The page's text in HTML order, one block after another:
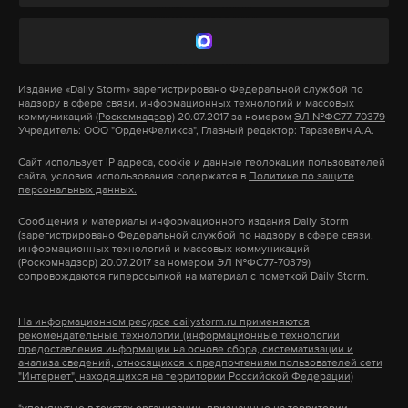
Ранее газета «Коммерсантъ» сообщила, что
транспортное надзорное ведомство обнаружило
множество нарушений работы тормозных и
противопожарных систем московских
электропоездов. Поводом для масштабных
пассажирским поездом, которое произошло 10
апреля в районе Кунцево.
столичных моторвагонных депо, которые
должны заниматься ремонтом подвижных
составов. Обнаружилось, что починка поездов
проводилась формально: соответствующие
Издание «Daily Storm» зарегистрировано Федеральной службой по
надзору в сфере связи, информационных технологий и массовых
коммуникаций (Роскомнадзор) 20.07.2017 за номером ЭЛ №ФС77-70379
Учредитель: ООО "ОрденФеликса", Главный редактор: Таразевич А.А.
Сайт использует IP адреса, cookie и данные геолокации пользователей
сайта, условия использования содержатся в Политике по защите
персональных данных.
Сообщения и материалы информационного издания Daily Storm
(зарегистрировано Федеральной службой по надзору в сфере связи,
информационных технологий и массовых коммуникаций
(Роскомнадзор) 20.07.2017 за номером ЭЛ №ФС77-70379)
сопровождаются гиперссылкой на материал с пометкой Daily Storm.
На информационном ресурсе dailystorm.ru применяются
рекомендательные технологии (информационные технологии
предоставления информации на основе сбора, систематизации и
анализа сведений, относящихся к предпочтениям пользователей сети
"Интернет", находящихся на территории Российской Федерации)